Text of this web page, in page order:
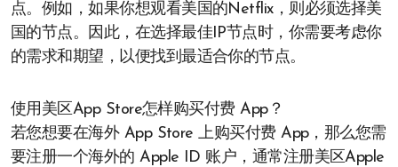
点。例如，如果你想观看美国的Netflix，则必须选择美
国的节点。因此，在选择最佳IP节点时，你需要考虑你
的需求和期望，以便找到最适合你的节点。
使用美区App Store怎样购买付费 App？
若您想要在海外 App Store 上购买付费 App，那么您需
要注册一个海外的 Apple ID 账户，通常注册美区Apple